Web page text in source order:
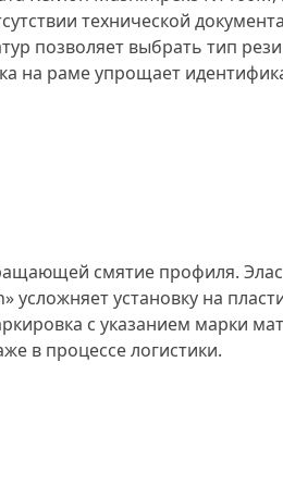
технической
позволяет выбрать тип
на раме упрощает
смятие профиля.
установку на
с указанием марки
в процессе логистики.